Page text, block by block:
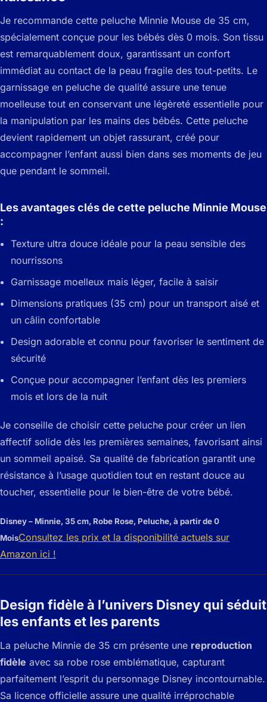
Je recommande cette peluche Minnie Mouse de 35 cm,
spécialement conçue pour les bébés dès 0 mois. Son tissu
est remarquablement doux, garantissant un confort
immédiat au contact de la peau fragile des tout-petits. Le
garnissage en peluche de qualité assure une tenue
moelleuse tout en conservant une légèreté essentielle pour
la manipulation par les mains des bébés. Cette peluche
devient rapidement un objet rassurant, créé pour
accompagner l’enfant aussi bien dans ses moments de jeu
que pendant le sommeil.
Les avantages clés de cette peluche Minnie Mouse
:
Texture ultra douce idéale pour la peau sensible des
nourrissons
Garnissage moelleux mais léger, facile à saisir
Dimensions pratiques (35 cm) pour un transport aisé et
un câlin confortable
Design adorable et connu pour favoriser le sentiment de
sécurité
Conçue pour accompagner l’enfant dès les premiers
mois et lors de la nuit
Je conseille de choisir cette peluche pour créer un lien
affectif solide dès les premières semaines, favorisant ainsi
un sommeil apaisé. Sa qualité de fabrication garantit une
résistance à l’usage quotidien tout en restant douce au
toucher, essentielle pour le bien-être de votre bébé.
Disney – Minnie, 35 cm, Robe Rose, Peluche, à partir de 0
MoisConsultez les prix et la disponibilité actuels sur
Amazon ici !
Design fidèle à l’univers Disney qui séduit
les enfants et les parents
La peluche Minnie de 35 cm présente une reproduction
fidèle avec sa robe rose emblématique, capturant
parfaitement l’esprit du personnage Disney incontournable.
Sa licence officielle assure une qualité irréprochable